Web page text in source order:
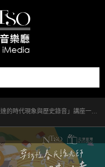
的時代現象與歷史錄音」講座一